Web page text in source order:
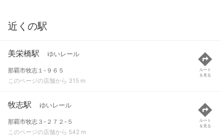
近くの駅
美栄橋駅 ゆいレール
那覇市牧志１-９６５
このページの店舗から 315 m
ルート
を見る
牧志駅 ゆいレール
那覇市牧志３-２７２-５
このページの店舗から 542 m
ルート
を見る